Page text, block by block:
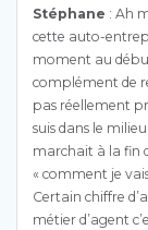
Stéphane : Ah
cette auto-
moment au
complément de
pas réellement
suis dans le
marchait à la fin
« comment je
Certain chiffre
métier d’agent